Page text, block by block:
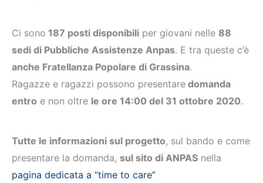
Ci sono 187 posti disponibili per giovani nelle 88
sedi di Pubbliche Assistenze Anpas. E tra queste c’è
anche Fratellanza Popolare di Grassina.
Ragazze e ragazzi possono presentare domanda
entro e non oltre le ore 14:00 del 31 ottobre 2020.
Tutte le informazioni sul progetto, sul bando e come
presentare la domanda, sul sito di ANPAS nella
pagina dedicata a “time to care”